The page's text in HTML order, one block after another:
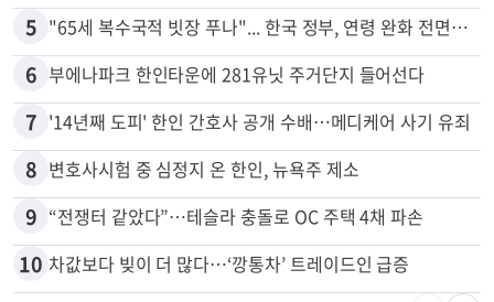
5 "65세 복수국적 빗장 푸나"... 한국 정부, 연령 완화 전면 추진
6 부에나파크 한인타운에 281유닛 주거단지 들어선다
7 '14년째 도피' 한인 간호사 공개 수배…메디케어 사기 유죄
8 변호사시험 중 심정지 온 한인, 뉴욕주 제소
9 “전쟁터 같았다”…테슬라 충돌로 OC 주택 4채 파손
10 차값보다 빚이 더 많다…‘깡통차’ 트레이드인 급증